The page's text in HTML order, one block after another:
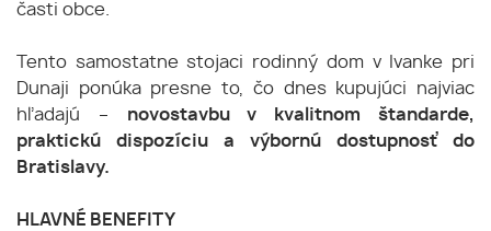
časti obce.
Tento samostatne stojaci rodinný dom v Ivanke pri
Dunaji ponúka presne to, čo dnes kupujúci najviac
hľadajú – novostavbu v kvalitnom štandarde,
praktickú dispozíciu a výbornú dostupnosť do
Bratislavy.
HLAVNÉ BENEFITY